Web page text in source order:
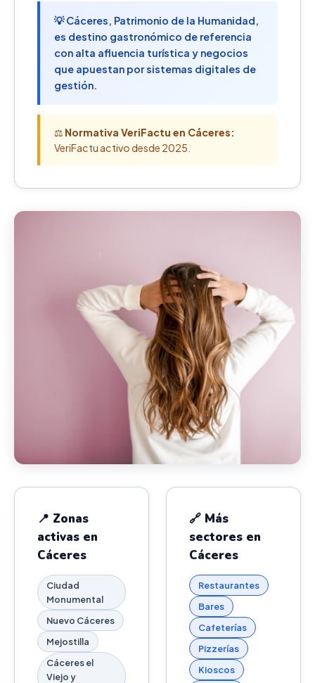
💡 Cáceres, Patrimonio de la Humanidad,
es destino gastronómico de referencia
con alta afluencia turística y negocios
que apuestan por sistemas digitales de
gestión.
⚖️ Normativa VeriFactu en Cáceres:
VeriFactu activo desde 2025.
📍 Zonas
activas en
Cáceres
Ciudad
Monumental
Nuevo Cáceres
Mejostilla
Cáceres el
Viejo y
🔗 Más
sectores en
Cáceres
Restaurantes
Bares
Cafeterías
Pizzerías
Kioscos